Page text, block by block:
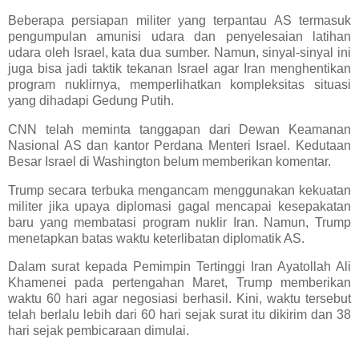
Beberapa persiapan militer yang terpantau AS termasuk
pengumpulan amunisi udara dan penyelesaian latihan
udara oleh Israel, kata dua sumber. Namun, sinyal-sinyal ini
juga bisa jadi taktik tekanan Israel agar Iran menghentikan
program nuklirnya, memperlihatkan kompleksitas situasi
yang dihadapi Gedung Putih.
CNN telah meminta tanggapan dari Dewan Keamanan
Nasional AS dan kantor Perdana Menteri Israel. Kedutaan
Besar Israel di Washington belum memberikan komentar.
Trump secara terbuka mengancam menggunakan kekuatan
militer jika upaya diplomasi gagal mencapai kesepakatan
baru yang membatasi program nuklir Iran. Namun, Trump
menetapkan batas waktu keterlibatan diplomatik AS.
Dalam surat kepada Pemimpin Tertinggi Iran Ayatollah Ali
Khamenei pada pertengahan Maret, Trump memberikan
waktu 60 hari agar negosiasi berhasil. Kini, waktu tersebut
telah berlalu lebih dari 60 hari sejak surat itu dikirim dan 38
hari sejak pembicaraan dimulai.